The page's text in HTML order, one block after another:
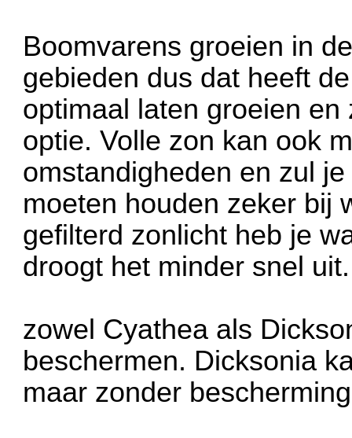
Boomvarens groeien in
gebieden dus dat heeft
optimaal laten groeien
optie. Volle zon kan ook
omstandigheden en zul
moeten houden zeker bij
gefilterd zonlicht heb je
droogt het minder snel uit.
zowel Cyathea als
beschermen. Dicksonia
maar zonder